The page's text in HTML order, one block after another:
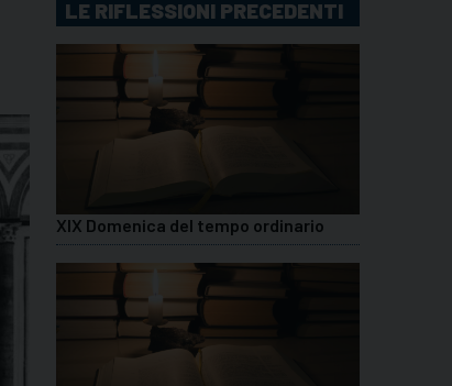
LE RIFLESSIONI PRECEDENTI
XIX Domenica del tempo ordinario